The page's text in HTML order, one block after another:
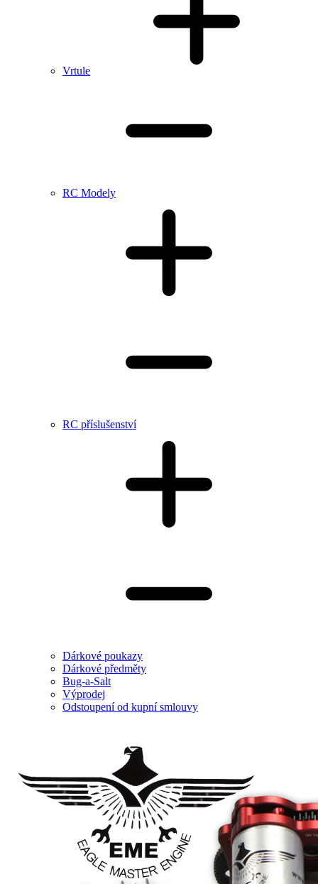
Vrtule
RC Modely
RC příslušenství
Dárkové poukazy
Dárkové předměty
Bug-a-Salt
Výprodej
Odstoupení od kupní smlouvy